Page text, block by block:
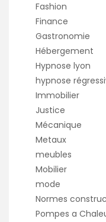
Fashion
Finance
Gastronomie
Hébergement
Hypnose lyon
hypnose
Immobilier
Justice
Mécanique
Metaux
meubles
Mobilier
mode
Normes
Pompes a